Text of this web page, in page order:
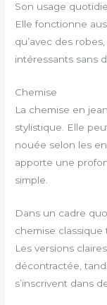
Son usage
Elle fonctionne
qu’avec des
intéressants sans
Chemise
La chemise en
stylistique. Elle
nouée selon les
apporte une
simple.
Dans un cadre
chemise
Les versions
décontractée,
s’inscrivent dans